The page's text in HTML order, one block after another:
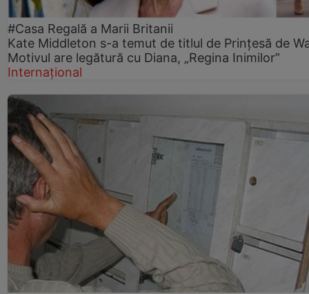
#Casa Regală a Marii Britanii
Kate Middleton s-a temut de titlul de Prințesă de
Motivul are legătură cu Diana, „Regina Inimilor”
Internațional